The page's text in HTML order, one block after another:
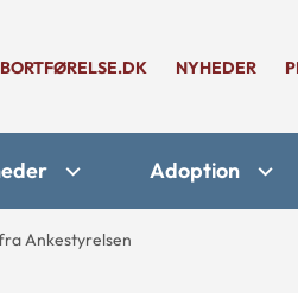
NYHEDER
Adoption
Ankestyrelsen